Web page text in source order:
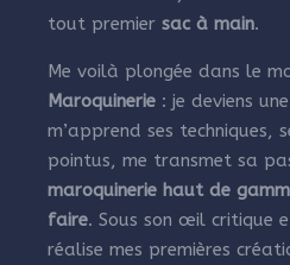
tout premier sac à main.
Me voilà plongée dans le
Maroquinerie : je deviens
m’apprend ses techniques,
pointus, me transmet sa
maroquinerie haut de
faire. Sous son œil critique
réalise mes premières